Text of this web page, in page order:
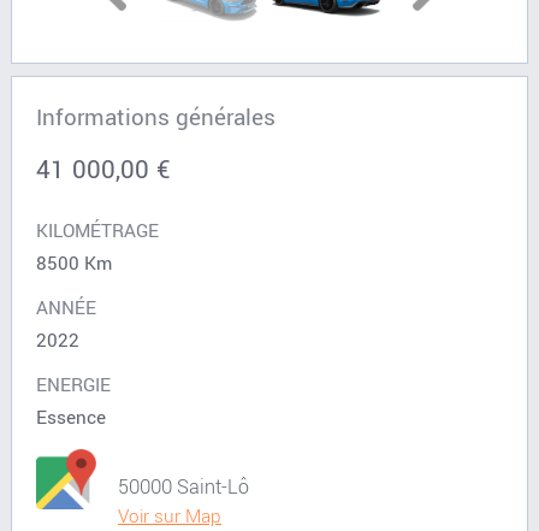
Informations générales
41 000,00 €
KILOMÉTRAGE
8500 Km
ANNÉE
2022
ENERGIE
Essence
50000 Saint-Lô
Voir sur Map